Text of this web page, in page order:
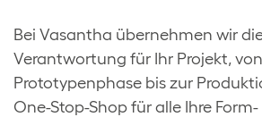
Bei Vasantha übernehmen wir
Verantwortung für Ihr Projekt,
Prototypenphase bis zur
One-Stop-Shop für alle Ihre